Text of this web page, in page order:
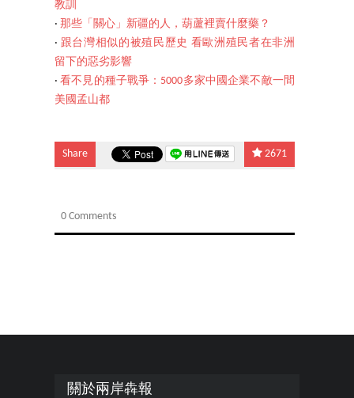
教訓
‧ 那些「關心」新疆的人，葫蘆裡賣什麼藥？
‧ 跟台灣相似的被殖民歷史 看歐洲殖民者在非洲
留下的惡劣影響
‧ 看不見的種子戰爭：5000多家中國企業不敵一間
美國孟山都
Share 2671
0 Comments
關於兩岸犇報